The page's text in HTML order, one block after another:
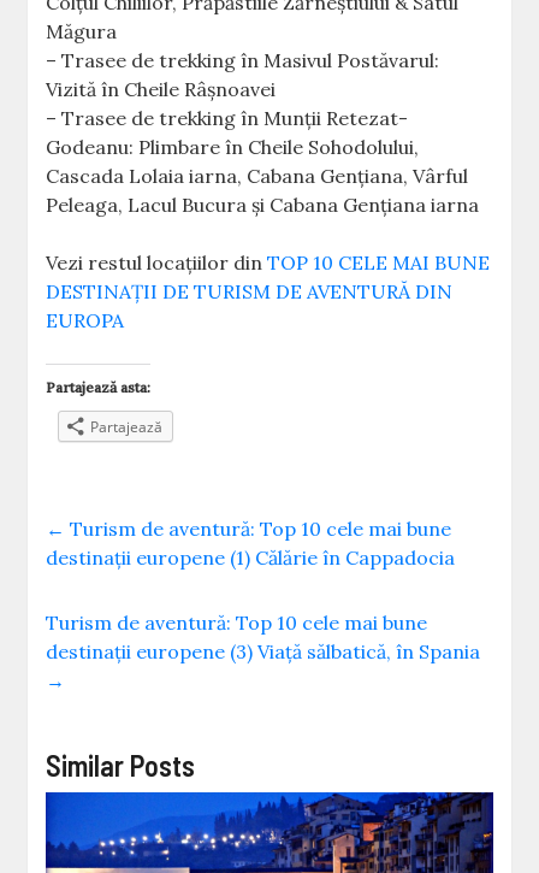
Măgura
– Trasee de trekking în Masivul Postăvarul:
Vizită în Cheile Râșnoavei
– Trasee de trekking în Munții Retezat-
Godeanu: Plimbare în Cheile Sohodolului,
Cascada Lolaia iarna, Cabana Gențiana, Vârful
Peleaga, Lacul Bucura și Cabana Gențiana iarna
Vezi restul locațiilor dinTOP 10 CELE MAI BUNE
DESTINAȚII DE TURISM DE AVENTURĂ DIN
EUROPA
Partajează asta:
Partajează
← Turism de aventură: Top 10 cele mai bune
destinații europene (1) Călărie în Cappadocia
Turism de aventură: Top 10 cele mai bune
destinații europene (3) Viață sălbatică, în Spania
→
Similar Posts